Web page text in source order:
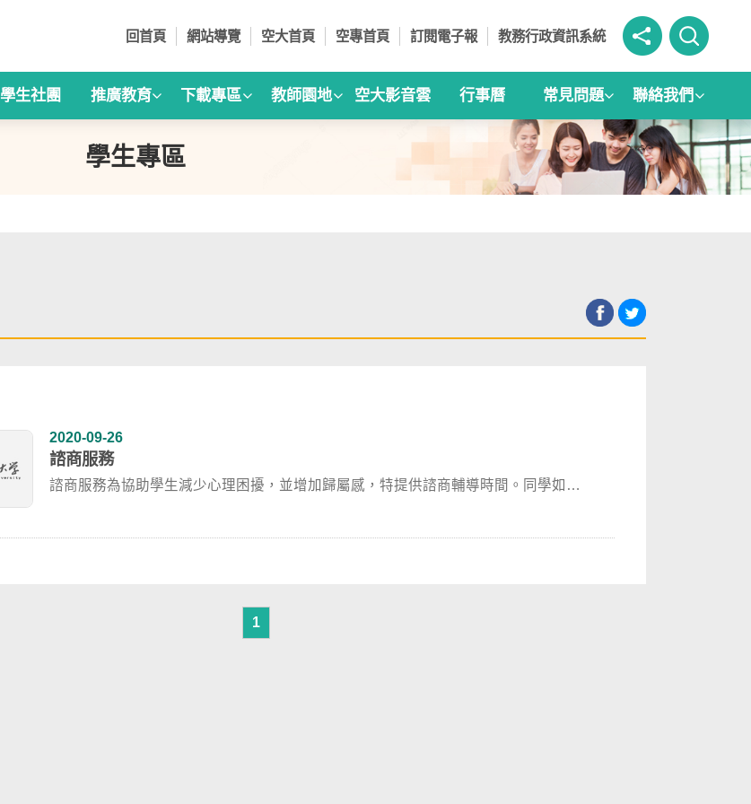
回首頁
網站導覽 空大首頁 空專首頁 訂閱電子報 教務行政資訊系統
學生社團 推廣教育 下載專區 教師園地 空大影音雲 行事曆 常見問題 聯絡我們
學生專區
2020-09-26
諮商服務
諮商服務為協助學生減少心理困擾，並增加歸屬感，特提供諮商輔導時間。同學如有
1